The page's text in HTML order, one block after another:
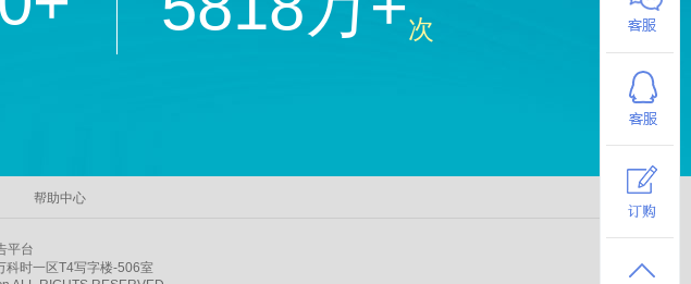
次
帮助中心
平台
科时一区T4写字楼-506室